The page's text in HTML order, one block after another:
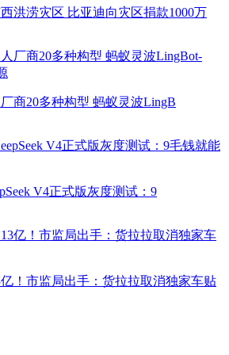
洪涝灾区 比亚迪向灾区捐款1000万
商20多种构型 蚂蚁灵波LingB
V4正式版灰度测试：9
！市监局出手：货拉拉取消独家车贴